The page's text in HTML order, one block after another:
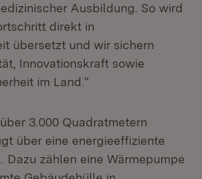
Ausbildung. So wird
direkt in
übersetzt und wir sichern
Innovationskraft sowie
im Land.“
3.000 Quadratmetern
über eine energieeffiziente
Dazu zählen eine Wärmepumpe